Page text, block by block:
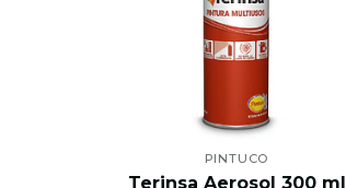
PINTUCO
Terinsa Aerosol 300 ml